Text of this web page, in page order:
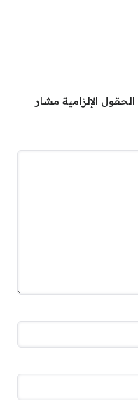
الحقول الإلزامية مشار